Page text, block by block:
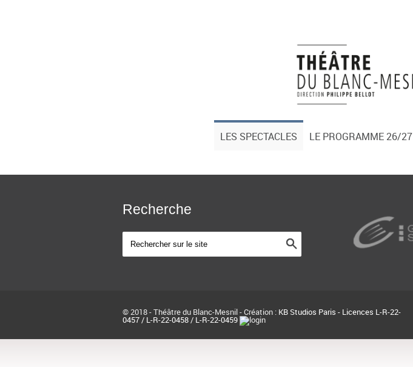
LES SPECTACLES LE PROGRAMME 26/27
Recherche
© 2018 - Théâtre du Blanc-Mesnil - Création : KB Studios Paris - Licences L-R-22-
0457 / L-R-22-0458 / L-R-22-0459